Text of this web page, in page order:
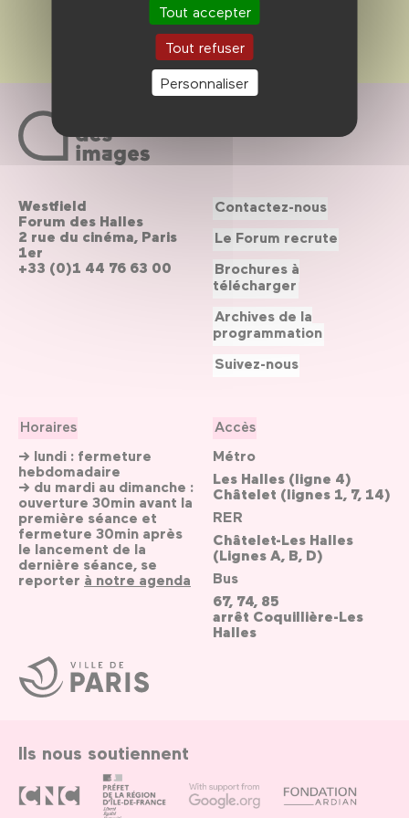
Tout accepter
Tout refuser
Personnaliser
Ville
de
Paris
Westfield
Forum des Halles
2 rue du cinéma, Paris
1er
+33 (0)1 44 76 63 00
Horaires
→ lundi : fermeture
hebdomadaire
→ du mardi au dimanche :
ouverture 30min avant la
première séance et
fermeture 30min après
le lancement de la
dernière séance, se
reporter à notre agenda
Accès
Métro
Les Halles (ligne 4)
Châtelet (lignes 1, 7, 14)
RER
Châtelet-Les Halles
(Lignes A, B, D)
Bus
67, 74, 85
arrêt Coquillière-Les
Halles
Contactez-nous
Le Forum recrute
Brochures à
télécharger
Archives de la
programmation
Suivez-nous
Ils nous soutiennent